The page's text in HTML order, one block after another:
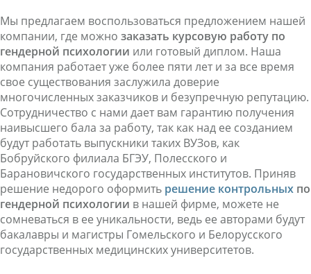
Мы предлагаем воспользоваться предложением нашей
компании, где можно заказать курсовую работу по
гендерной психологии или готовый диплом. Наша
компания работает уже более пяти лет и за все время
свое существования заслужила доверие
многочисленных заказчиков и безупречную репутацию.
Сотрудничество с нами дает вам гарантию получения
наивысшего бала за работу, так как над ее созданием
будут работать выпускники таких ВУЗов, как
Бобруйского филиала БГЭУ, Полесского и
Барановичского государственных институтов. Приняв
решение недорого оформить решение контрольных по
гендерной психологии в нашей фирме, можете не
сомневаться в ее уникальности, ведь ее авторами будут
бакалавры и магистры Гомельского и Белорусского
государственных медицинских университетов.